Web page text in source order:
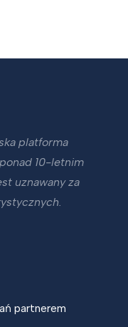
platforma
10-letnim
uznawany za
partnerem